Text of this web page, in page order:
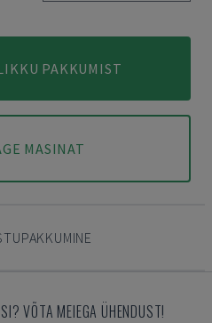
PAKKUMIST
MASINAT
VÕTA MEIEGA ÜHENDUST!